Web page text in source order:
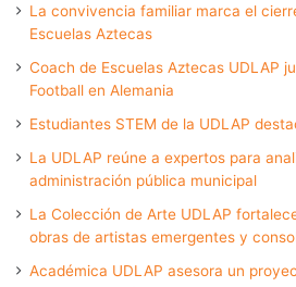
La convivencia familiar marca el
Escuelas Aztecas
Coach de Escuelas Aztecas UDLAP
Football en Alemania
Estudiantes STEM de la UDLAP
La UDLAP reúne a expertos para
administración pública municipal
La Colección de Arte UDLAP
obras de artistas emergentes y
Académica UDLAP asesora un